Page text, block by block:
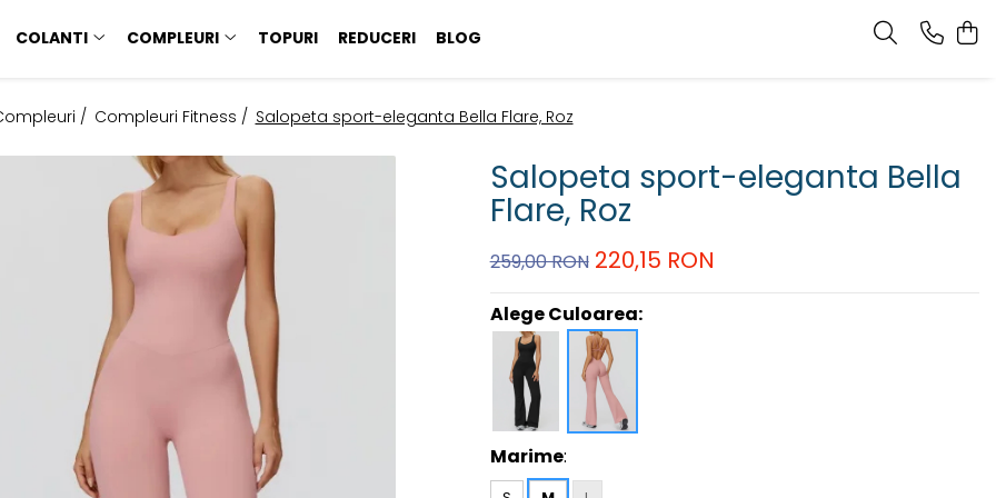
COLANTI COMPLEURI TOPURI REDUCERI BLOG
/ Compleuri Fitness / Salopeta sport-eleganta Bella Flare, Roz
Salopeta sport-eleganta Bella
Flare, Roz
259,00 RON 220,15 RON
Alege Culoarea:
Marime: